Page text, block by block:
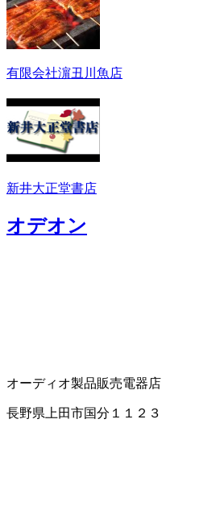
有限会社濵丑川魚店
新井大正堂書店
オデオン
オーディオ製品販売電器店
長野県上田市国分１１２３